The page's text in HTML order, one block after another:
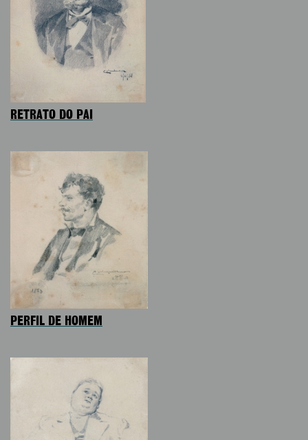
RETRATO DO PAI
PERFIL DE HOMEM